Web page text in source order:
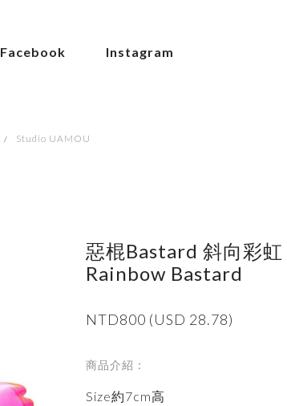
Facebook Instagram
Studio UAMOU
惡棍Bastard 斜向彩
Rainbow Bastard
NTD800 (USD 28.78)
商品介紹：
Size約7cm高